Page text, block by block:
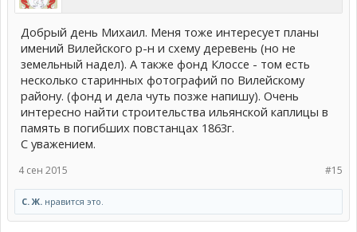
Добрый день Михаил. Меня тоже интересует планы
имений Вилейского р-н и схему деревень (но не
земельный надел). А также фонд Клоссе - том есть
несколько старинных фотографий по Вилейскому
району. (фонд и дела чуть позже напишу). Очень
интересно найти строительства ильянской каплицы в
память в погибших повстанцах 1863г.
С уважением.
#15
4 сен 2015
С. Ж. нравится это.